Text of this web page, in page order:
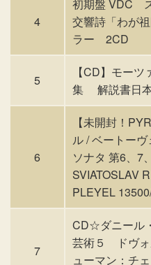
4
初期盤 VDC
交響詩「わが
ラー 2CD
5
【CD】モー
集 解説書日
6
【未開封！
ル / ベートーヴ
ソナタ 第6、7
SVIATOSLAV
PLEYEL
7
CD☆ダニール
芸術５ ドヴォ
ューマン：チ